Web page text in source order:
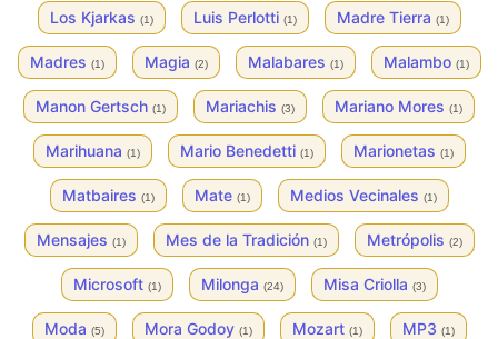
Los Kjarkas (1) Luis Perlotti (1) Madre Tierra (1)
Madres (1) Magia (2) Malabares (1) Malambo (1)
Manon Gertsch (1) Mariachis (3) Mariano Mores (1)
Marihuana (1) Mario Benedetti (1) Marionetas (1)
Matbaires (1) Mate (1) Medios Vecinales (1)
Mensajes (1) Mes de la Tradición (1) Metrópolis (2)
Microsoft (1) Milonga (24) Misa Criolla (3)
Moda (5) Mora Godoy (1) Mozart (1) MP3 (1)